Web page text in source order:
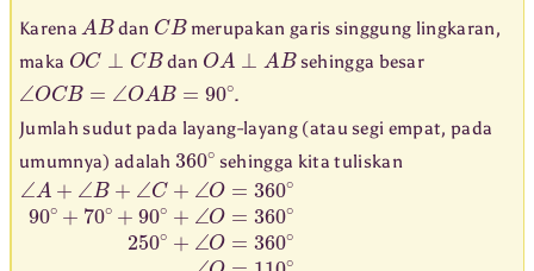
Karena AB dan CBmerupakan garis singgung lingkaran,
maka OC⊥ CB dan O A⊥ B sehingga besar
∠OCB OA B =90 ∘
.
Jumlah sudut pada layang-layang (atau segi empat, pada
umumnya) adalah360 sehingga kita tuliskan
∠A+∠ B+∠C+∠O=360 ∘90∘